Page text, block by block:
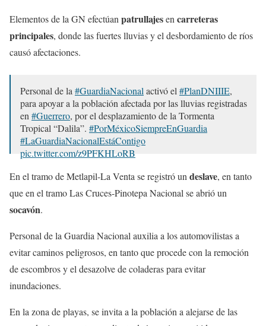
Elementos de la GN efectúan patrullajesen carreteras
principales, donde las fuertes lluvias y el desbordamiento de ríos
causó afectaciones.
Personal de la #GuardiaNacional activó el #PlanDNIIIE,
para apoyar a la población afectada por las lluvias registradas
en #Guerrero, por el desplazamiento de la Tormenta
Tropical “Dalila”. #PorMéxicoSiempreEnGuardia
#LaGuardiaNacionalEstáContigo
pic.twitter.com/z9PFKHLoRB
— Guardia Nacional (@GN_MEXICO_)June 15, 2025
En el tramo de Metlapil-La Venta se registró un deslave, en tanto
que en el tramo Las Cruces-Pinotepa Nacional se abrió un
socavón.
Personal de la Guardia Nacional auxilia a los automovilistas a
evitar caminos peligrosos, en tanto que procede con la remoción
de escombros y el desazolve de coladeras para evitar
inundaciones.
En la zona de playas, se invita a la población a alejarse de las